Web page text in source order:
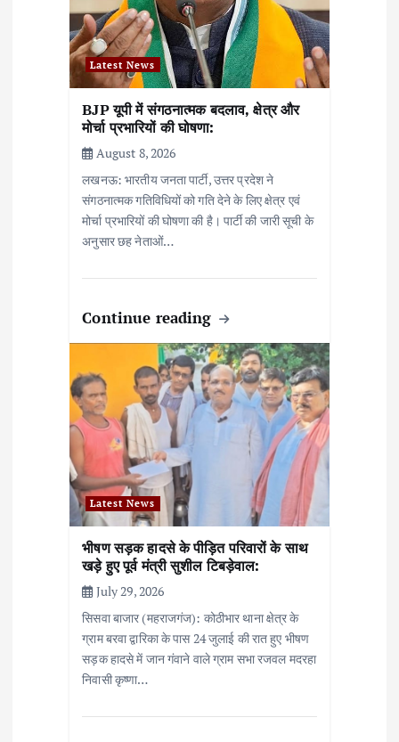
Latest News
BJP यूपी में संगठनात्मक बदलाव, क्षेत्र और
मोर्चा प्रभारियों की घोषणा:
August 8, 2026
लखनऊ: भारतीय जनता पार्टी, उत्तर प्रदेश ने
संगठनात्मक गतिविधियों को गति देने के लिए क्षेत्र एवं
मोर्चा प्रभारियों की घोषणा की है। पार्टी की जारी सूची के
अनुसार छह नेताओं…
Continue reading
Latest News
भीषण सड़क हादसे के पीड़ित परिवारों के साथ
खड़े हुए पूर्व मंत्री सुशील टिबड़ेवाल:
July 29, 2026
सिसवा बाजार (महराजगंज): कोठीभार थाना क्षेत्र के
ग्राम बरवा द्वारिका के पास 24 जुलाई की रात हुए भीषण
सड़क हादसे में जान गंवाने वाले ग्राम सभा रजवल मदरहा
निवासी कृष्णा…